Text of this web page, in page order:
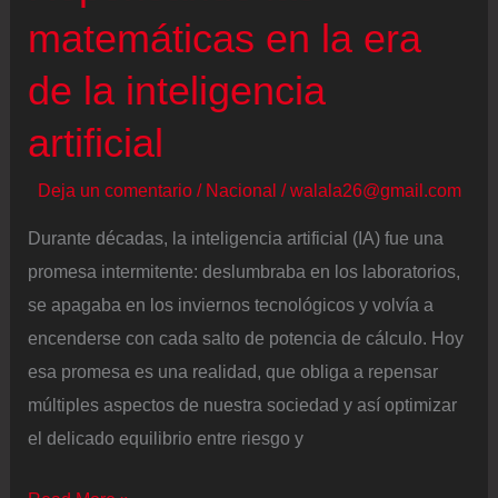
debido
a
incidente
médico
matemáticas en la era
de la inteligencia
artificial
Deja un comentario / Nacional /walala26@gmail.com
Durante décadas, la inteligencia artificial (IA) fue una
promesa intermitente: deslumbraba en los laboratorios,
se apagaba en los inviernos tecnológicos y volvía a
encenderse con cada salto de potencia de cálculo. Hoy
esa promesa es una realidad, que obliga a repensar
múltiples aspectos de nuestra sociedad y así optimizar
el delicado equilibrio entre riesgo y